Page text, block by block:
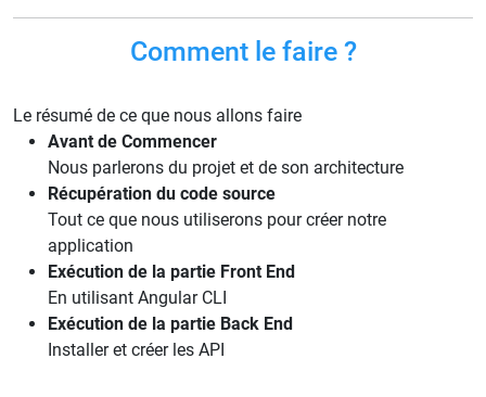
Comment le faire ?
Le résumé de ce que nous allons faire
Avant de Commencer
Nous parlerons du projet et de son architecture
Récupération du code source
Tout ce que nous utiliserons pour créer notre
application
Exécution de la partie Front End
En utilisant Angular CLI
Exécution de la partie Back End
Installer et créer les API